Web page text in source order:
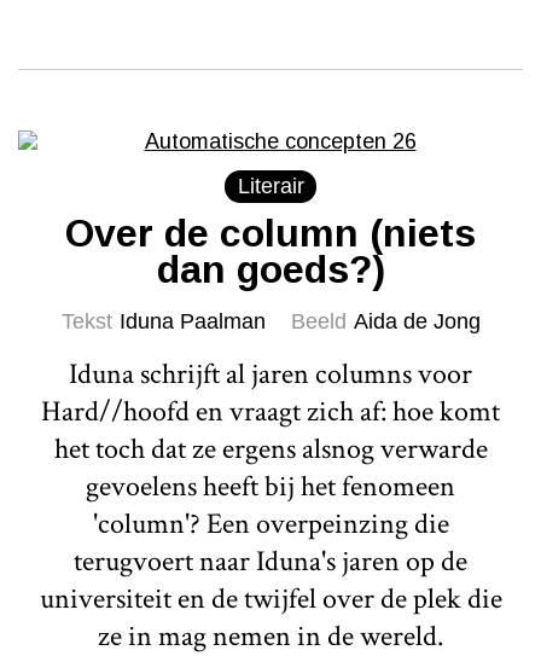
Literair
Over de column (niets
dan goeds?)
Tekst Iduna Paalman Beeld Aida de Jong
Iduna schrijft al jaren columns voor
Hard//hoofd en vraagt zich af: hoe komt
het toch dat ze ergens alsnog verwarde
gevoelens heeft bij het fenomeen
'column'? Een overpeinzing die
terugvoert naar Iduna's jaren op de
universiteit en de twijfel over de plek die
ze in mag nemen in de wereld.